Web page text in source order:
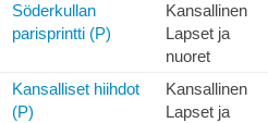
Söderkullan
parisprintti (P)
Kansallinen
Lapset ja
nuoret
Kansalliset hiihdot
(P)
Kansallinen
Lapset ja